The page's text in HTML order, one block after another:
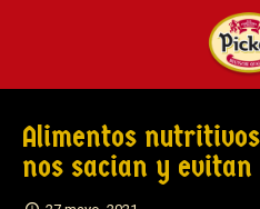
Alimentos
nos sacian y evitan